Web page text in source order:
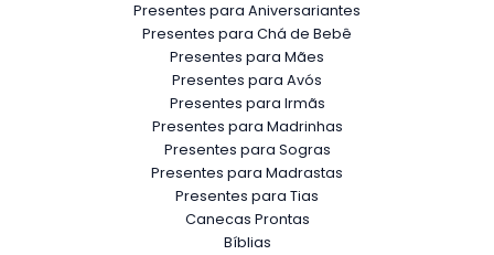
Presentes para Aniversariantes
Presentes para Chá de Bebê
Presentes para Mães
Presentes para Avós
Presentes para Irmãs
Presentes para Madrinhas
Presentes para Sogras
Presentes para Madrastas
Presentes para Tias
Canecas Prontas
Bíblias